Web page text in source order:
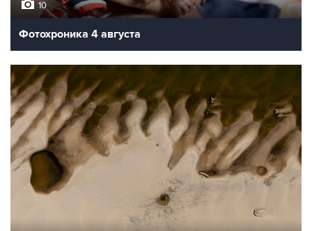
10
Фотохроника 4 августа